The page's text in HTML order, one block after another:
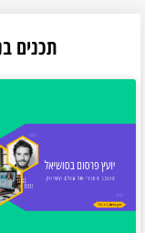
תכנים